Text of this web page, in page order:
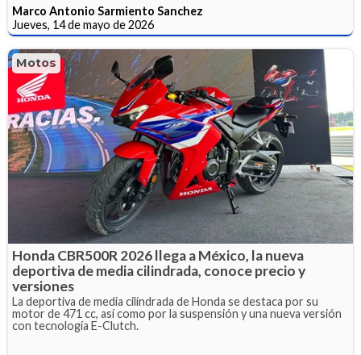
Marco Antonio Sarmiento Sanchez
Jueves, 14 de mayo de 2026
Motos
Honda CBR500R 2026 llega a México, la nueva
deportiva de media cilindrada, conoce precio y
versiones
La deportiva de media cilindrada de Honda se destaca por su
motor de 471 cc, así como por la suspensión y una nueva versión
con tecnología E-Clutch.